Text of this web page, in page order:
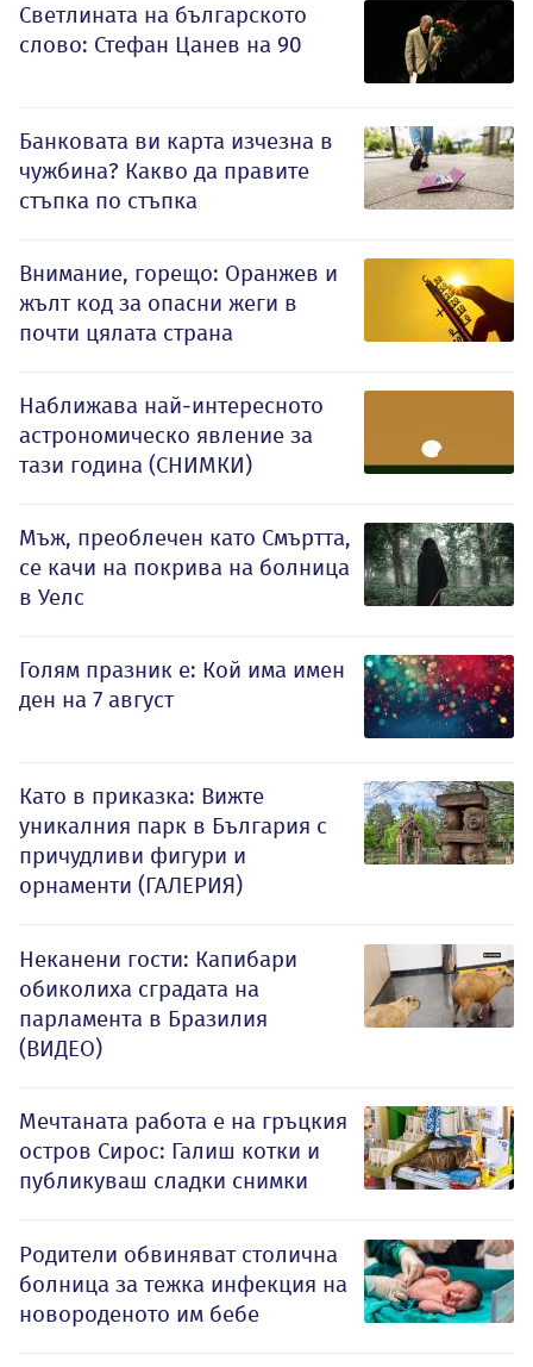
Светлината на българското
слово: Стефан Цанев на 90
Банковата ви карта изчезна в
чужбина? Какво да правите
стъпка по стъпка
Внимание, горещо: Оранжев и
жълт код за опасни жеги в
почти цялата страна
Наближава най-интересното
астрономическо явление за
тази година (СНИМКИ)
Мъж, преоблечен като Смъртта,
се качи на покрива на болница
в Уелс
Голям празник е: Кой има имен
ден на 7 август
Като в приказка: Вижте
уникалния парк в България с
причудливи фигури и
орнаменти (ГАЛЕРИЯ)
Неканени гости: Капибари
обиколиха сградата на
парламента в Бразилия
(ВИДЕО)
Мечтаната работа е на гръцкия
остров Сирос: Галиш котки и
публикуваш сладки снимки
Родители обвиняват столична
болница за тежка инфекция на
новороденото им бебе